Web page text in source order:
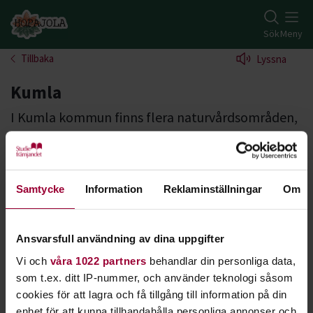
Samtycke Information Reklaminställningar Om
Ansvarsfull användning av dina uppgifter
Vi och våra 1022 partners behandlar din personliga data,
som t.ex. ditt IP-nummer, och använder teknologi såsom
cookies för att lagra och få tillgång till information på din
Gå till studiefrämjandets startsida SökMeny
Tillbaka Lyssna
Kumla
I Kumla kommun finns flera naturvårdsområden,
väl värda ett besök. Tillsammans med övriga
skyddade områden, nyckelbiotoper eller annan
särskild naturmark, utgör de en liten yta av
kommunen med ett mycket rikt innehåll.
Samarbete görs med organisationen Hopajola
och Studiefrämjandet.
I Kumla kommun finns flera naturvårdsområden, väl värda
ett besök. Tillsammans med övriga skyddade områden,
nyckelbiotoper eller annan särskild naturmark, utgör de en